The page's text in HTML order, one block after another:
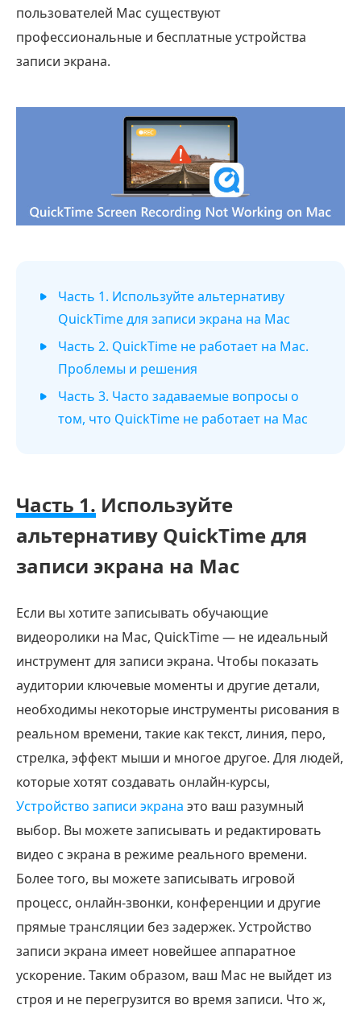
пользователей Mac существуют
профессиональные и бесплатные устройства
записи экрана.
Часть 1. Используйте альтернативу
QuickTime для записи экрана на Mac
Часть 2. QuickTime не работает на Mac.
Проблемы и решения
Часть 3. Часто задаваемые вопросы о
том, что QuickTime не работает на Mac
Часть 1. Используйте
альтернативу QuickTime для
записи экрана на Mac
Если вы хотите записывать обучающие
видеоролики на Mac, QuickTime — не идеальный
инструмент для записи экрана. Чтобы показать
аудитории ключевые моменты и другие детали,
необходимы некоторые инструменты рисования в
реальном времени, такие как текст, линия, перо,
стрелка, эффект мыши и многое другое. Для людей,
которые хотят создавать онлайн-курсы,
Устройство записи экрана это ваш разумный
выбор. Вы можете записывать и редактировать
видео с экрана в режиме реального времени.
Более того, вы можете записывать игровой
процесс, онлайн-звонки, конференции и другие
прямые трансляции без задержек. Устройство
записи экрана имеет новейшее аппаратное
ускорение. Таким образом, ваш Mac не выйдет из
строя и не перегрузится во время записи. Что ж,